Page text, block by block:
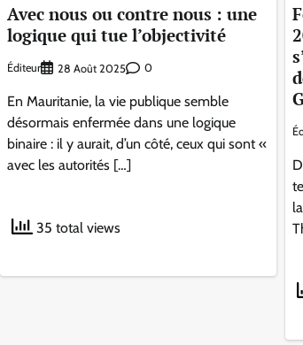
Avec nous ou contre nous : une
logique qui tue l’objectivité
Éditeur 28 Août 2025 0
En Mauritanie, la vie publique semble
désormais enfermée dans une logique
binaire : il y aurait, d’un côté, ceux qui sont «
avec les autorités […]
35 total views